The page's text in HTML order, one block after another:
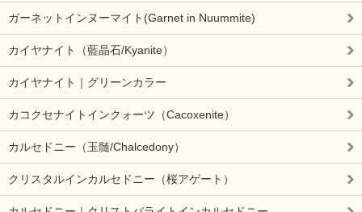
ガーネットインヌーマイト(Garnet in Nuummite)
カイヤナイト（藍晶石/Kyanite）
カイヤナイト｜グリーンカラー
カコクセナイトインクォーツ（Cacoxenite）
カルセドニー（玉髄/Chalcedony）
クリスタルインカルセドニー（桜アゲート）